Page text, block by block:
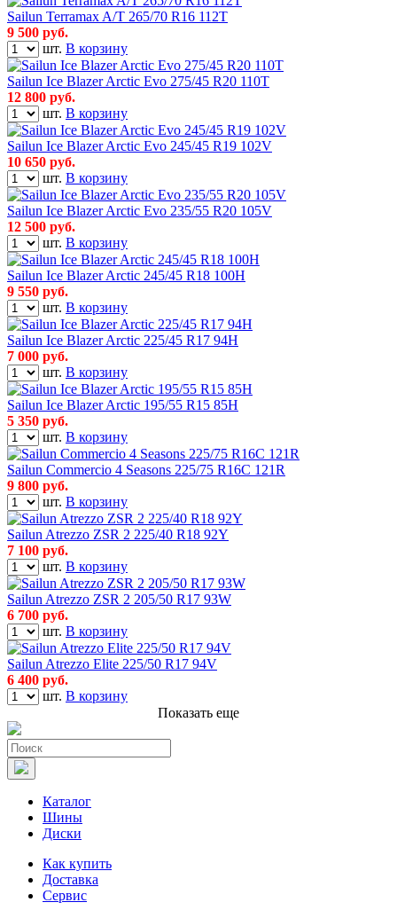
Sailun Terramax A/T 265/70 R16 112T
9 500 руб.
шт. В корзину
Sailun Ice Blazer Arctic Evo 275/45 R20 110T
12 800 руб.
шт. В корзину
Sailun Ice Blazer Arctic Evo 245/45 R19 102V
10 650 руб.
шт. В корзину
Sailun Ice Blazer Arctic Evo 235/55 R20 105V
12 500 руб.
шт. В корзину
Sailun Ice Blazer Arctic 245/45 R18 100H
9 550 руб.
шт. В корзину
Sailun Ice Blazer Arctic 225/45 R17 94H
7 000 руб.
шт. В корзину
Sailun Ice Blazer Arctic 195/55 R15 85H
5 350 руб.
шт. В корзину
Sailun Commercio 4 Seasons 225/75 R16C 121R
9 800 руб.
шт. В корзину
Sailun Atrezzo ZSR 2 225/40 R18 92Y
7 100 руб.
шт. В корзину
Sailun Atrezzo ZSR 2 205/50 R17 93W
6 700 руб.
шт. В корзину
Sailun Atrezzo Elite 225/50 R17 94V
6 400 руб.
шт. В корзину
Показать еще
Каталог
Шины
Диски
Как купить
Доставка
Сервис